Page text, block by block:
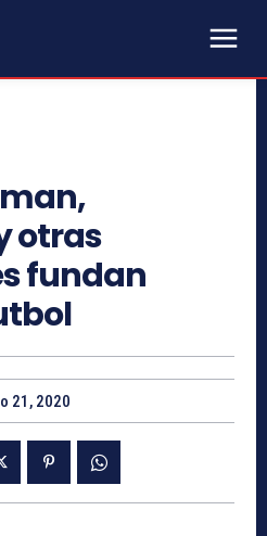
otras
fundan
21, 2020